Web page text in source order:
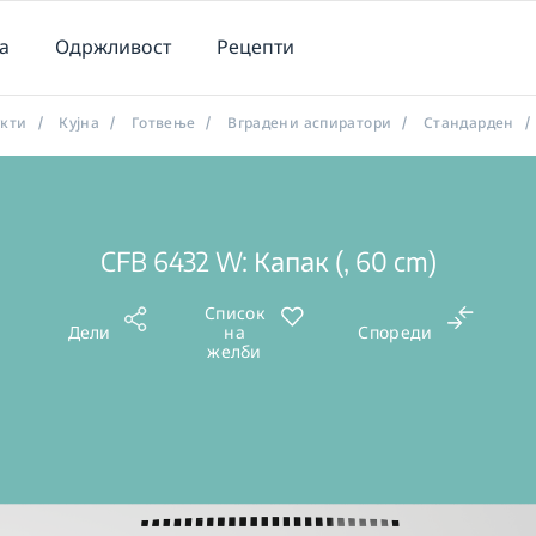
Одржливост Рецепти
/ Кујна / Готвење / Вградени аспиратори / Стандарден /
CFB 6432 W: Капак (, 60 cm)
Дели
Список
на
желби
Спореди